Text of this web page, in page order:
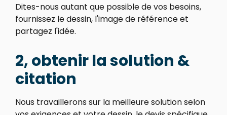
Dites-nous autant que possible de vos besoins,
fournissez le dessin, l'image de référence et
partagez l'idée.
2, obtenir la solution &
citation
Nous travaillerons sur la meilleure solution selon